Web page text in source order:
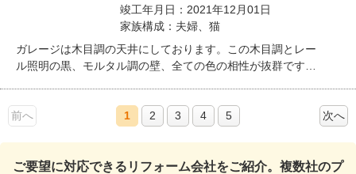
竣工年月日：2021年12月01日
家族構成：夫婦、猫
ガレージは木目調の天井にしております。この木目調とレー
ル照明の黒、モルタル調の壁、全ての色の相性が抜群です。
さだけではなく撥水効果も高いので床だけではなく、造作の
前へ 1 2 3 4 5 次へ
ご要望に対応できるリフォーム会社をご紹介。複数社のプ